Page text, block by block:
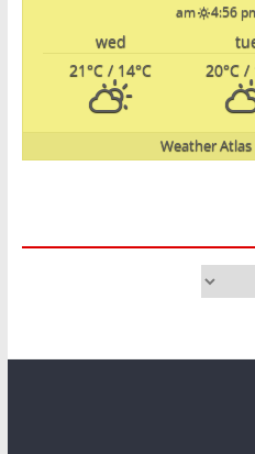
4:56
wed
20°C /
21°C / 14°C
Weather Atlas